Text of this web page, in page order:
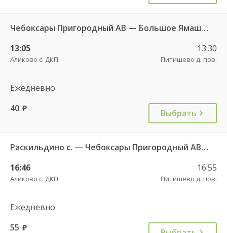
Чебоксары Пригородный АВ — Большое Ямашево с. ч/з Аликово с. ДКП 661
13:05
Аликово с. ДКП
13:30
Питишево д. пов.
Ежедневно
40 руб. Выбрать
Раскильдино с. — Чебоксары Пригородный АВ ч/з Орбаши д. 728
16:46
Аликово с. ДКП
16:55
Питишево д. пов.
Ежедневно
55 руб.